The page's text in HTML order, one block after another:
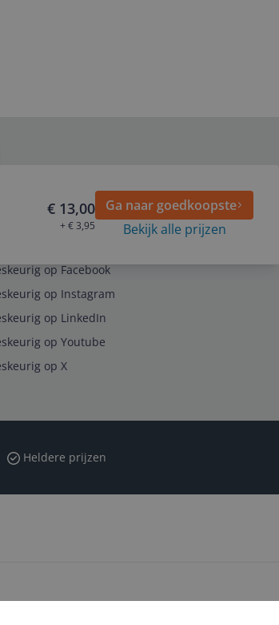
€ 13,00
+ € 3,95
Ga naar goedkoopste
Bekijk alle prijzen
op Facebook
op Instagram
op LinkedIn
op Youtube
op X
Heldere prijzen